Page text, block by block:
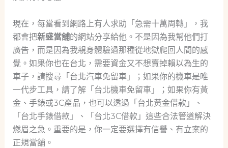
現在，每當看到網路上有人求助「急需十萬周轉」，我
都會把新盛當舖的網站分享給他。不是因為我幫他們打
廣告，而是因為我親身體驗過那種從地獄爬回人間的感
覺。如果你也在台北，需要資金又不想賣掉賴以為生的
車子，請搜尋「台北汽車免留車」；如果你的機車是唯
一代步工具，請了解「台北機車免留車」；如果你有黃
金、手錶或3C產品，也可以透過「台北黃金借款」、
「台北手錶借款」、「台北3C借款」這些合法管道解決
燃眉之急。重要的是，你一定要選擇有信譽、有立案的
正規當舖。